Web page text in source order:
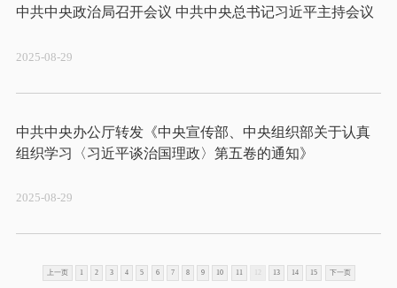
2025-08-29
中共中央办公厅转发《中央宣传部、中央组织部关于认真
2025-08-29
上一页 1 2 3 4 5 6 7 8 9 10 11 13 14 15 下一页